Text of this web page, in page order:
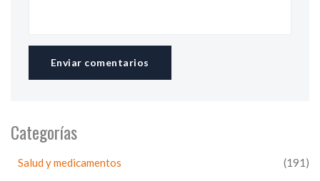
Enviar comentarios
Categorías
Salud y medicamentos (191)